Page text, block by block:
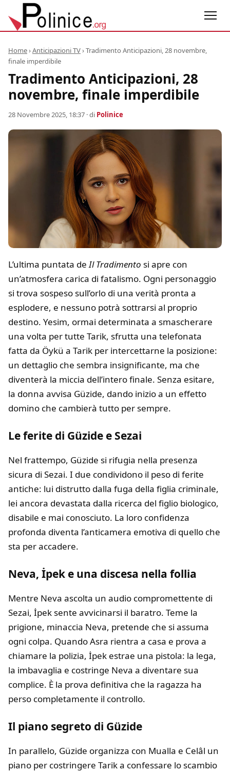
Home›Anticipazioni TV›Tradimento Anticipazioni, 28 novembre,
finale imperdibile
Tradimento Anticipazioni, 28
novembre, finale imperdibile
28 Novembre 2025, 18:37 · di Polinice
L’ultima puntata deIl Tradimento si apre con
un’atmosfera carica di fatalismo. Ogni personaggio
si trova sospeso sull’orlo di una verità pronta a
esplodere, e nessuno potrà sottrarsi al proprio
destino. Yesim, ormai determinata a smascherare
una volta per tutte Tarik, sfrutta una telefonata
fatta da Öykü a Tarik per intercettarne la posizione:
un dettaglio che sembra insignificante, ma che
diventerà la miccia dell’intero finale. Senza esitare,
la donna avvisa Güzide, dando inizio a un effetto
domino che cambierà tutto per sempre.
Le ferite di Güzide e Sezai
Nel frattempo, Güzide si rifugia nella presenza
sicura di Sezai. I due condividono il peso di ferite
antiche: lui distrutto dalla fuga della figlia criminale,
lei ancora devastata dalla ricerca del figlio biologico,
disabile e mai conosciuto. La loro confidenza
profonda diventa l’anticamera emotiva di quello che
sta per accadere.
Neva, İpek e una discesa nella follia
Mentre Neva ascolta un audio compromettente di
Sezai, İpek sente avvicinarsi il baratro. Teme la
prigione, minaccia Neva, pretende che si assuma
ogni colpa. Quando Asra rientra a casa e prova a
chiamare la polizia, İpek estrae una pistola: la lega,
la imbavaglia e costringe Neva a diventare sua
complice. È la prova definitiva che la ragazza ha
perso completamente il controllo.
Il piano segreto di Güzide
In parallelo, Güzide organizza con Mualla e Celâl un
piano per costringere Tarik a confessare lo scambio